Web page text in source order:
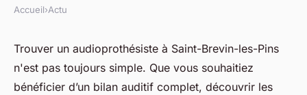
Trouvez l'audioprothésiste
idéal à saint-brevin-les-pins
Accueil›Actu
Trouver un audioprothésiste à Saint-Brevin-les-Pins
n'est pas toujours simple. Que vous souhaitiez
bénéficier d’un bilan auditif complet, découvrir les